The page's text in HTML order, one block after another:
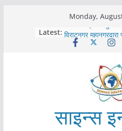
Monday,
Latest:
कोरोना संक्रमण
विराटनगर
तयारी
आयुर्वेद चिकित्सा
मुख्यमन्त्री शाह
काभ्रेपलाञ्चोकमा
साइन्स